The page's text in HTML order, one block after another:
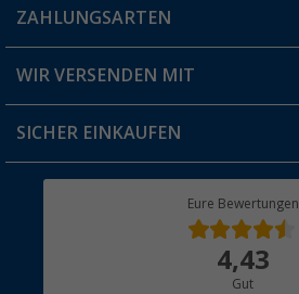
Blog
Jobs & Karriere
FAQ & Kontakt
Versandinformationen
Rücksendung
ZAHLUNGSARTEN
WIR VERSENDEN MIT
SICHER EINKAUFEN
Eure Bewertungen
4,43
Gut